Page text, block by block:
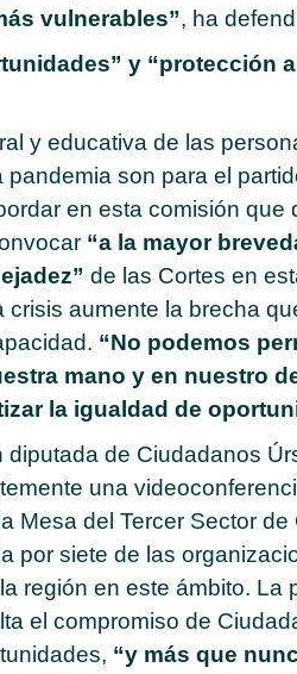
vulnerables”, ha
y “protección
y educativa de las
pandemia son para el
en esta comisión que
“a la mayor
de las Cortes en
crisis aumente la brecha
“No podemos
mano y en nuestro
la igualdad de
diputada de Ciudadanos
una
Mesa del Tercer Sector
por siete de las
región en este ámbito. La
el compromiso de
“y más que